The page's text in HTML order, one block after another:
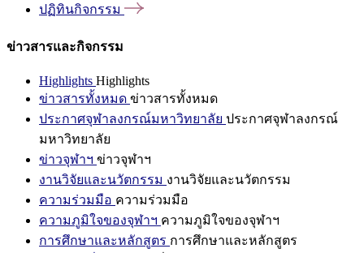
ปฏิทินกิจกรรม
ข่าวสารและกิจกรรม
Highlights Highlights
ข่าวสารทั้งหมด ข่าวสารทั้งหมด
ประกาศจุฬาลงกรณ์มหาวิทยาลัย ประกาศจุฬาลงกรณ์
มหาวิทยาลัย
ข่าวจุฬาฯ ข่าวจุฬาฯ
งานวิจัยและนวัตกรรม งานวิจัยและนวัตกรรม
ความร่วมมือ ความร่วมมือ
ความภูมิใจของจุฬาฯ ความภูมิใจของจุฬาฯ
การศึกษาและหลักสูตร การศึกษาและหลักสูตร